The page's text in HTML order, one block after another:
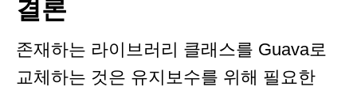
결론
존재하는 라이브러리 클래스를 Guava로
교체하는 것은 유지보수를 위해 필요한